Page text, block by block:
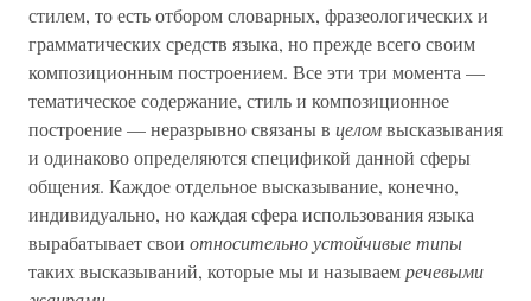
стилем, то есть отбором словарных, фразеологических и
грамматических средств языка, но прежде всего своим
композиционным построением. Все эти три момента —
тематическое содержание, стиль и композиционное
построение — неразрывно связаны в целомвысказывания
и одинаково определяются спецификой данной сферы
общения. Каждое отдельное высказывание, конечно,
индивидуально, но каждая сфера использования языка
вырабатывает свои относительно устойчивые типы
таких высказываний, которые мы и называемречевыми